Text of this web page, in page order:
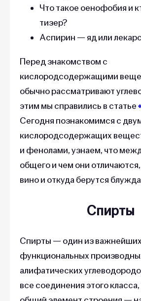
Что такое оенофобия и
тизер?
Аспирин — яд или
Перед знакомством с
кислородсодержащими
обычно рассматривают
этим мы справились в статье
Сегодня познакомимся с
кислородсодержащих
и фенолами, узнаем, что
общего и чем они
вино и откуда берутся
Спирты
Спирты — один из
функциональных
алифатических
все соединения этого